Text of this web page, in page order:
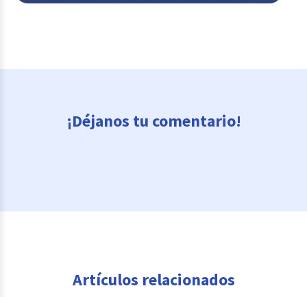
¡Déjanos tu comentario!
Artículos relacionados